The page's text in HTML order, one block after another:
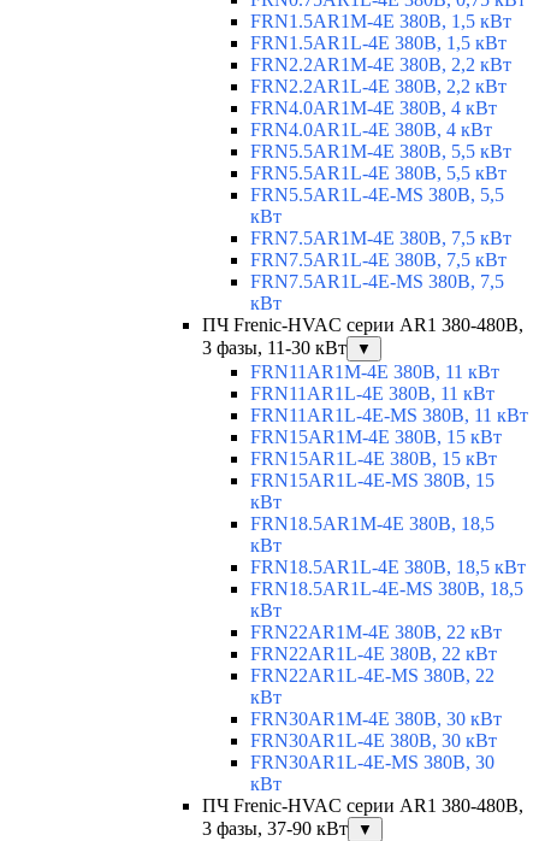
FRN1.5AR1M-4E 380В, 1,5 кВт
FRN1.5AR1L-4E 380В, 1,5 кВт
FRN2.2AR1M-4E 380В, 2,2 кВт
FRN2.2AR1L-4E 380В, 2,2 кВт
FRN4.0AR1M-4E 380В, 4 кВт
FRN4.0AR1L-4E 380В, 4 кВт
FRN5.5AR1M-4E 380В, 5,5 кВт
FRN5.5AR1L-4E 380В, 5,5 кВт
FRN5.5AR1L-4E-MS 380В, 5,5
кВт
FRN7.5AR1M-4E 380В, 7,5 кВт
FRN7.5AR1L-4E 380В, 7,5 кВт
FRN7.5AR1L-4E-MS 380В, 7,5
кВт
ПЧ Frenic-HVAC серии AR1 380-480В,
3 фазы, 11-30 кВт
▼
FRN11AR1M-4E 380В, 11 кВт
FRN11AR1L-4E 380В, 11 кВт
FRN11AR1L-4E-MS 380В, 11 кВт
FRN15AR1M-4E 380В, 15 кВт
FRN15AR1L-4E 380В, 15 кВт
FRN15AR1L-4E-MS 380В, 15
кВт
FRN18.5AR1M-4E 380В, 18,5
кВт
FRN18.5AR1L-4E 380В, 18,5 кВт
FRN18.5AR1L-4E-MS 380В, 18,5
кВт
FRN22AR1M-4E 380В, 22 кВт
FRN22AR1L-4E 380В, 22 кВт
FRN22AR1L-4E-MS 380В, 22
кВт
FRN30AR1M-4E 380В, 30 кВт
FRN30AR1L-4E 380В, 30 кВт
FRN30AR1L-4E-MS 380В, 30
кВт
ПЧ Frenic-HVAC серии AR1 380-480В,
3 фазы, 37-90 кВт
▼